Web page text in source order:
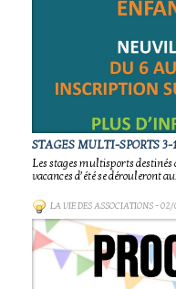
STAGES MULTI-SPORTS
Les stages multisports destinés
vacances d’été se dérouleront
LA VIE DES ASSOCIATIONS- 02/